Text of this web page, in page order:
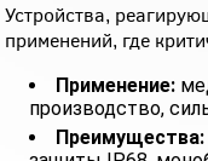
Устройства,
применений, где
Применение:
производство,
Преимущества: